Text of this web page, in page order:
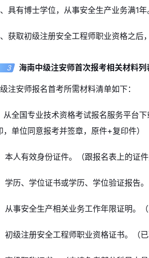
具有博士学位，从事安全生产业务满1年
获取初级注册安全工程师职业资格之后
3 海南中级注安师首次报考相关材料列
注安师报名首考所需材料清单如下：
从全国专业技术资格考试报名服务平台
，单位同意报考并签章，原件+复印件）
本人有效身份证件。（跟报名表上的证
学历、学位证书或学历、学位验证报告。
从事安全生产相关业务工作年限证明。
初级注册安全工程师职业资格证书。（